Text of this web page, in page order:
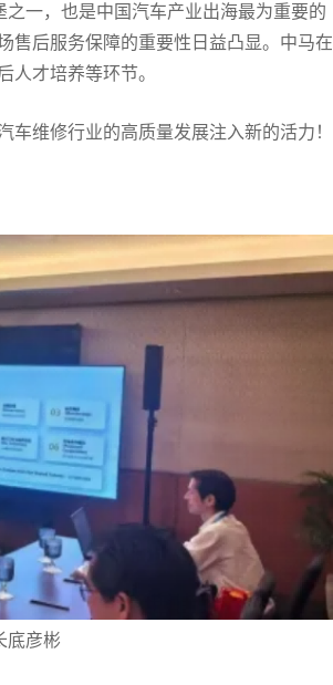
之一，也是中国汽车产业出海最为重要的
售后服务保障的重要性日益凸显。中马在
人才培养等环节。
维修行业的高质量发展注入新的活力！
底彦彬